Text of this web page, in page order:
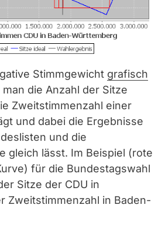
Stimmgewicht grafisch
man die Anzahl der Sitze
Zweitstimmenzahl einer
und dabei die Ergebnisse
und die
gleich lässt. Im Beispiel (rote
für die Bundestagswahl
Sitze der CDU in
Zweitstimmenzahl in Baden-